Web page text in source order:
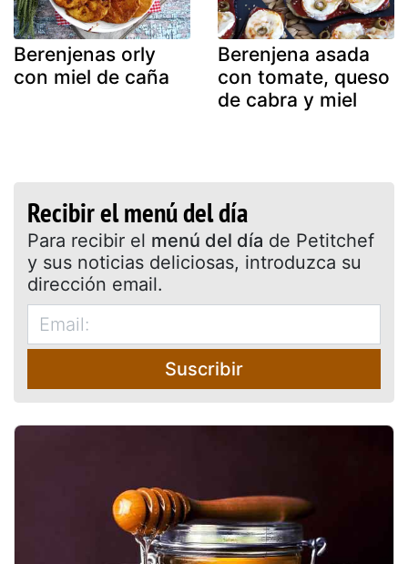
Berenjenas orly
con miel de caña
Berenjena asada
con tomate, queso
de cabra y miel
Recibir el menú del día
Para recibir el menú del día de Petitchef
y sus noticias deliciosas, introduzca su
dirección email.
Suscribir